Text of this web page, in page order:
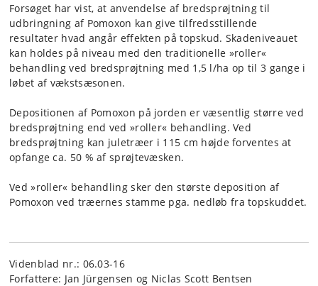
Forsøget har vist, at anvendelse af bredsprøjtning til
udbringning af Pomoxon kan give tilfredsstillende
resultater hvad angår effekten på topskud. Skadeniveauet
kan holdes på niveau med den traditionelle »roller«
behandling ved bredsprøjtning med 1,5 l/ha op til 3 gange i
løbet af vækstsæsonen.
Depositionen af Pomoxon på jorden er væsentlig større ved
bredsprøjtning end ved »roller« behandling. Ved
bredsprøjtning kan juletræer i 115 cm højde forventes at
opfange ca. 50 % af sprøjtevæsken.
Ved »roller« behandling sker den største deposition af
Pomoxon ved træernes stamme pga. nedløb fra topskuddet.
Videnblad nr.: 06.03-16
Forfattere: Jan Jürgensen og Niclas Scott Bentsen